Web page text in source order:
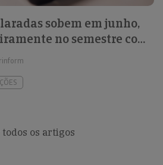
sobem em junho,
no semestre com
a manter tendência
todos os artigos